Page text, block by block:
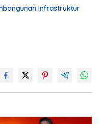
Infrastruktur